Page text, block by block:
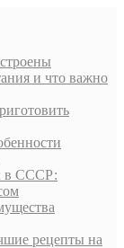
и что важно
в СССР:
рецепты на